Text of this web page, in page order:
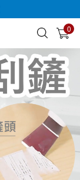
0
查看